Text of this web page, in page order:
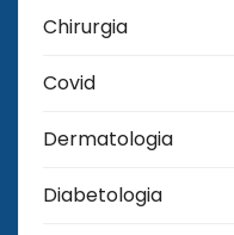
Chirurgia
Covid
Dermatologia
Diabetologia